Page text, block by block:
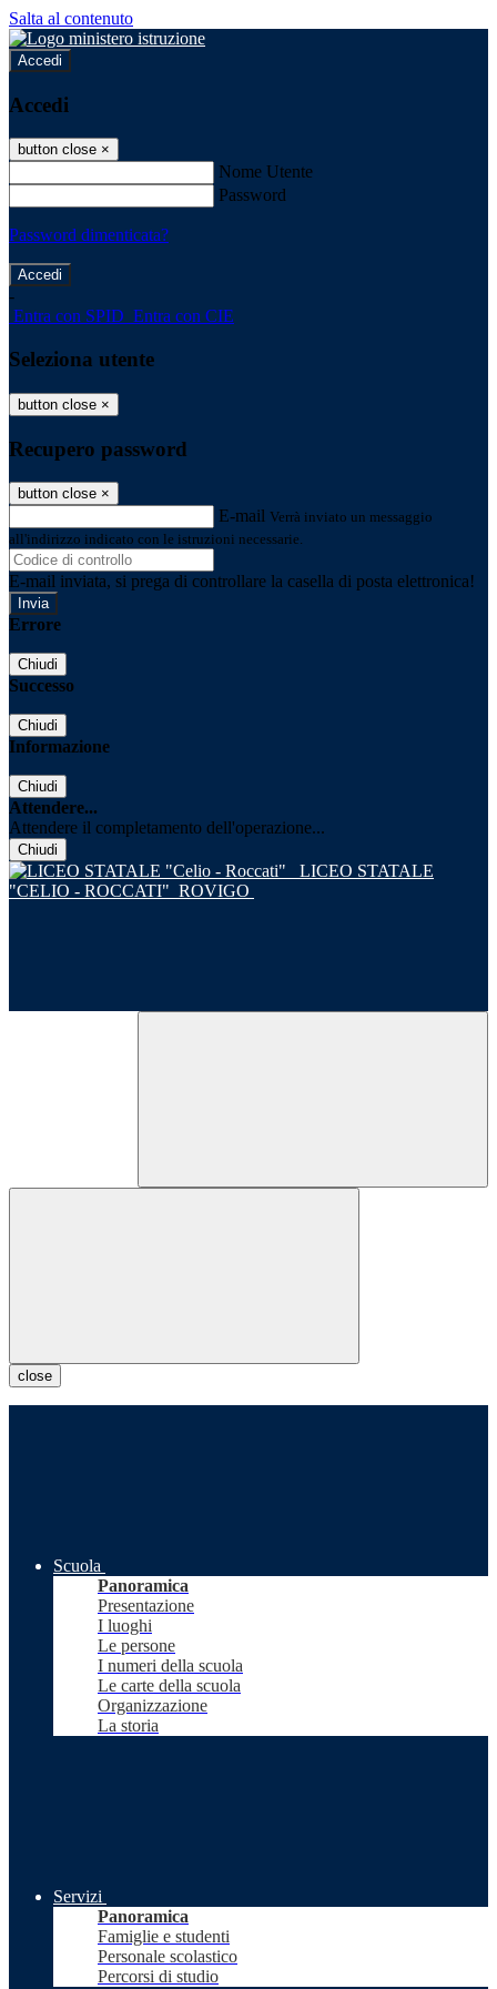
Salta al contenuto
Accedi
Accedi
button close ×
Nome Utente
Password
Password dimenticata?
-
Entra con SPID Entra con CIE
Seleziona utente
button close ×
Recupero password
button close ×
E-mail Verrà inviato un messaggio
all'indirizzo indicato con le istruzioni necessarie.
E-mail inviata, si prega di controllare la casella di posta elettronica!
Errore
Chiudi
Successo
Chiudi
Informazione
Chiudi
Attendere...
Attendere il completamento dell'operazione...
Chiudi
LICEO STATALE
"CELIO - ROCCATI" ROVIGO
close
Scuola
Panoramica
Presentazione
I luoghi
Le persone
I numeri della scuola
Le carte della scuola
Organizzazione
La storia
Servizi
Panoramica
Famiglie e studenti
Personale scolastico
Percorsi di studio